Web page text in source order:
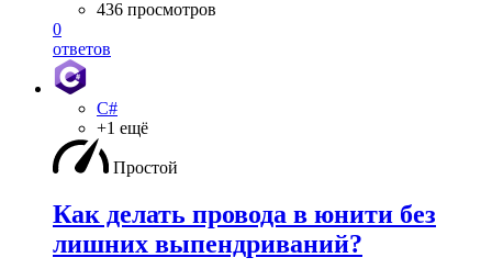
436 просмотров
0
ответов
C#
+1 ещё
Простой
Как делать провода в юнити без
лишних выпендриваний?